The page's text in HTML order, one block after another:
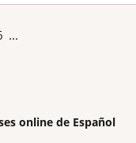
...
online de Español